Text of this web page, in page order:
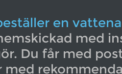
en
med
Du får med
med